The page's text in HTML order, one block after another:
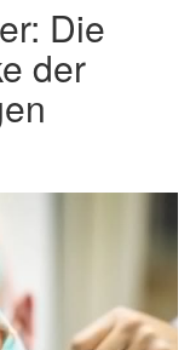
Die
der